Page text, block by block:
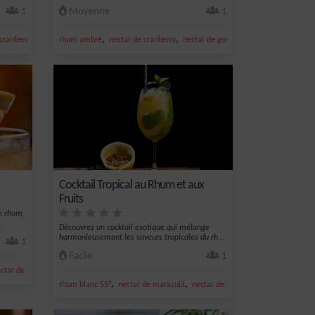
1
spiced golden,rhum
Moyenne 1
rhum ambré, nectar de cranberry, nectar de goyave
rhum,
1
de citron
Cocktail Tropical au Rhum et aux
Fruits
Découvrez un cocktail exotique qui mélange
harmonieusement les saveurs tropicales du rh...
Facile 1
rhum blanc 55°, nectar de maracujà, nectar de banane